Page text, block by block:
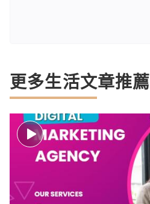
更多生活文章推薦